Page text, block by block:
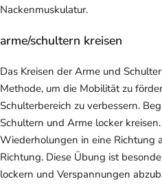
Nackenmuskulatur.
arme/schultern kreisen
Das Kreisen der Arme und
Methode, um die Mobilität zu
Schulterbereich zu verbessern.
Schultern und Arme locker
Wiederholungen in eine Richtung
Richtung. Diese Übung ist
lockern und Verspannungen